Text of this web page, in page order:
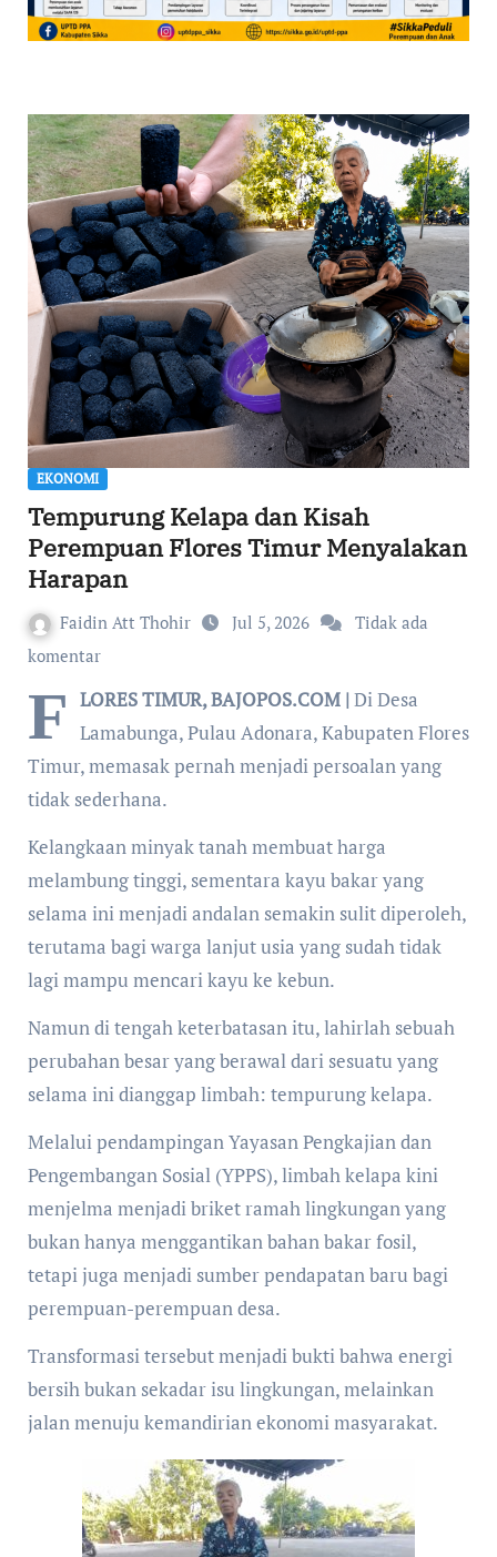
EKONOMI
Tempurung Kelapa dan Kisah
Perempuan Flores Timur Menyalakan
Harapan
Faidin Att Thohir Jul 5, 2026
Tidak ada
komentar
F LORES TIMUR, BAJOPOS.COM | Di Desa
Lamabunga, Pulau Adonara, Kabupaten Flores
Timur, memasak pernah menjadi persoalan yang
tidak sederhana.
Kelangkaan minyak tanah membuat harga
melambung tinggi, sementara kayu bakar yang
selama ini menjadi andalan semakin sulit diperoleh,
terutama bagi warga lanjut usia yang sudah tidak
lagi mampu mencari kayu ke kebun.
Namun di tengah keterbatasan itu, lahirlah sebuah
perubahan besar yang berawal dari sesuatu yang
selama ini dianggap limbah: tempurung kelapa.
Melalui pendampingan Yayasan Pengkajian dan
Pengembangan Sosial (YPPS), limbah kelapa kini
menjelma menjadi briket ramah lingkungan yang
bukan hanya menggantikan bahan bakar fosil,
tetapi juga menjadi sumber pendapatan baru bagi
perempuan-perempuan desa.
Transformasi tersebut menjadi bukti bahwa energi
bersih bukan sekadar isu lingkungan, melainkan
jalan menuju kemandirian ekonomi masyarakat.